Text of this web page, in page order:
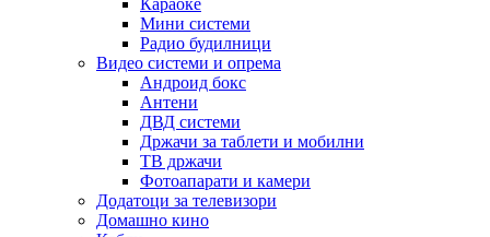
Мини системи
Радио будилници
Видео системи и опрема
Андроид бокс
Антени
ДВД системи
Држачи за таблети и мобилни
ТВ држачи
Фотоапарати и камери
Додатоци за телевизори
Домашно кино